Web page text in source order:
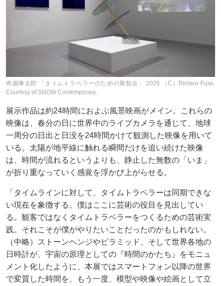
布施琳太郎 「タイムトラベラーのための展覧会」 2026 （C）Rintaro Fuse,
Courtesy of SNOW Contemporary。
展示作品は約24時間におよぶ風景映画がメイン。これらの
映像は、春分の日に世界中のライブカメラを通じて、地球
一周分の日出と日没を24時間かけて観測した映像を用いて
いる。太陽が地平線に触れる瞬間だけを追い続けた映像
は、時間が流れるというよりも、静止した無数の「いま」
が折り重なっていく感覚を浮かび上がらせる。
「タイムラインに対して、タイムトラベラーは同期できな
い現在を象徴する。僕はここに芸術の役目を見出してい
る。観客ではなくタイムトラベラーをつくるための芸術実
践。それこそが僕がやりたいことだったのかもしれない。
（中略）ストーンヘンジやピラミッド、そして世界各地の
日時計が、宇宙の原理としての『時間のかたち』をモニュ
メント化したように、本展ではスマートフォン以降の世界
で変質した時間を、もう一度、模型や映像や絵画として立